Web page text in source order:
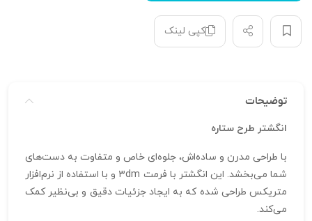
کپی لینک
توضیحات
انگشتر طرح ستاره
با طراحی مدرن و ساده‌اش، جلوه‌ای خاص و متفاوت به دست‌های
شما می‌بخشد. این انگشتر با فرمت ۳dm و با استفاده از نرم‌افزار
متریکس طراحی شده که به ایجاد جزئیات دقیق و بی‌نظیر کمک
می‌کند.